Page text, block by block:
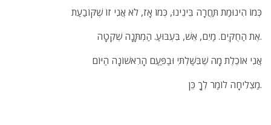
כְּמוֹ הִינוּמַת תַּחֲרָה בֵּינֵינוּ, כְּמוֹ אָז, לֹא אֲנִי זוֹ שֶׁקּוֹבַעַת
אֶת הַחֻקִּים. מַיִם, אֵשׁ, בִּעְבּוּעַ. הַמְתָּנָה שְׁקֵטָה.
אֲנִי אוֹכֶלֶת מָה שֶׁבִּשַּׁלְתִּי וּבַפַּעַם הָרִאשׁוֹנָה הַיּוֹם
מַצְלִיחָה לוֹמַר לְךָ כֵּן.